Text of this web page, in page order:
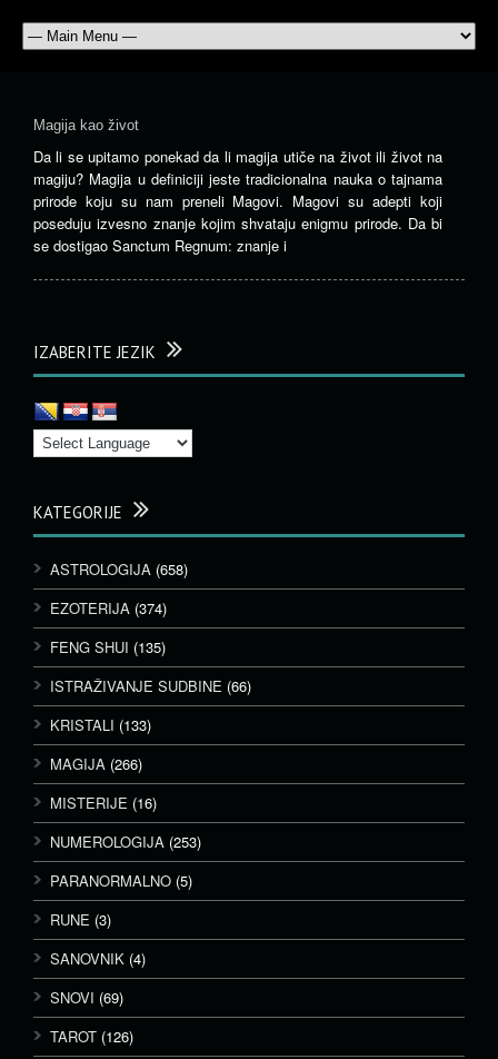
Magija kao život
Da li se upitamo ponekad da li magija utiče na život ili život na
magiju? Magija u definiciji jeste tradicionalna nauka o tajnama
prirode koju su nam preneli Magovi. Magovi su adepti koji
poseduju izvesno znanje kojim shvataju enigmu prirode. Da bi
se dostigao Sanctum Regnum: znanje i
IZABERITE JEZIK
KATEGORIJE
ASTROLOGIJA (658)
EZOTERIJA (374)
FENG SHUI (135)
ISTRAŽIVANJE SUDBINE (66)
KRISTALI (133)
MAGIJA (266)
MISTERIJE (16)
NUMEROLOGIJA (253)
PARANORMALNO (5)
RUNE (3)
SANOVNIK (4)
SNOVI (69)
TAROT (126)